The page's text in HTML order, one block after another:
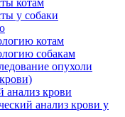
котам
у собаки
котам
собакам
опухоли
анализ крови
анализ крови у